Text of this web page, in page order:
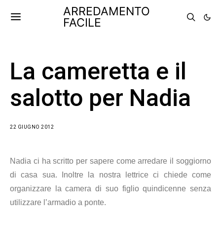
ARREDAMENTO
FACILE
La cameretta e il
salotto per Nadia
22 GIUGNO 2012
Nadia ci ha scritto per sapere come arredare il soggiorno
di casa sua. Inoltre la nostra lettrice ci chiede come
organizzare la camera di suo figlio quindicenne senza
utilizzare l’armadio a ponte.